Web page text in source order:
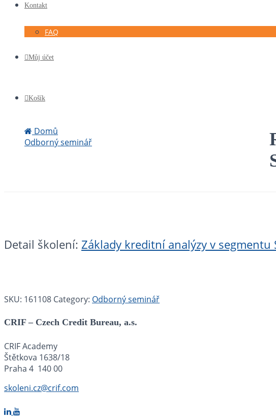
Kontakt
FAQ
Můj účet
Košík
Domů
Odborný seminář
Detail školení: Základy kreditní analýzy v segmentu
SKU: 161108 Category: Odborný seminář
CRIF – Czech Credit Bureau, a.s.
CRIF Academy
Štětkova 1638/18
Praha 4 140 00
skoleni.cz@crif.com